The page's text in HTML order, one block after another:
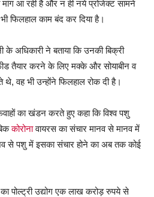
मांग आ रही है और न ही नये प्रोजेक्ट सामने
फिलहाल काम बंद कर दिया है।
के अधिकारी ने बताया कि उनकी बिक्री
तैयार करने के लिए मक्के और सोयाबीन व
वह भी उन्होंने फिलहाल रोक दी है।
का खंडन करते हुए कहा कि विश्व पशु
कोरोनावायरस का संचार मानव से मानव में
से पशु में इसका संचार होने का अब तक कोई
पोल्ट्री उद्योग एक लाख करोड़ रुपये से